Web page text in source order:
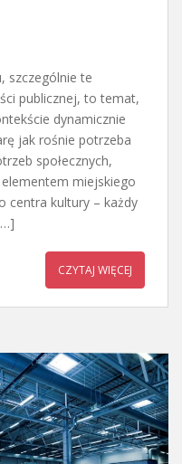
szczególnie te
publicznej, to temat,
dynamicznie
jak rośnie potrzeba
społecznych,
miejskiego
centra kultury – każdy
CZYTAJ WIĘCEJ